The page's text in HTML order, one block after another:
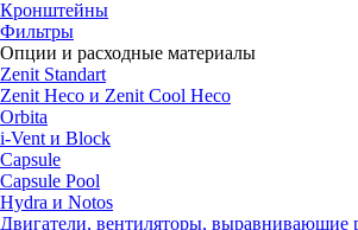
Кронштейны
Фильтры
Опции и расходные материалы
Zenit Standart
Zenit Heco и Zenit Cool Heco
Orbita
i-Vent и Block
Capsule
Capsule Pool
Hydra и Notos
Двигатели, вентиляторы, выравнивающие